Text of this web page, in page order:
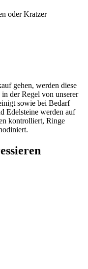
oder Kratzer
gehen, werden diese
der Regel von unserer
sowie bei Bedarf
Edelsteine werden auf
kontrolliert, Ringe